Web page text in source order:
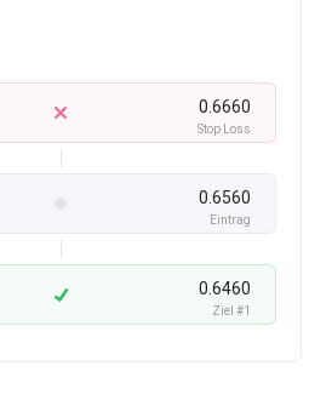
0.6660
Stop Loss
0.6560
Eintrag
0.6460
Ziel #1